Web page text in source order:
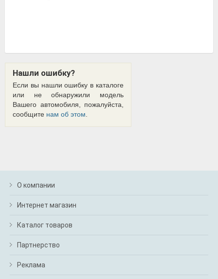
Нашли ошибку?
Если вы нашли ошибку в каталоге
или не обнаружили модель
Вашего автомобиля, пожалуйста,
сообщите нам об этом
О компании
Интернет магазин
Каталог товаров
Партнерство
Реклама